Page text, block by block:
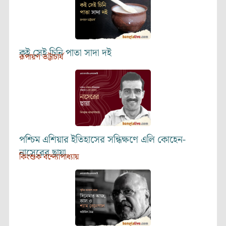
কই সেই চিনি পাতা সাদা দই
রূপায়ণ ভট্টাচার্য
পশ্চিম এশিয়ার ইতিহাসের সন্ধিক্ষণে এলি কোহেন-
নাসেরের ছায়া
কিংশুক বন্দ্যোপাধ্যায়